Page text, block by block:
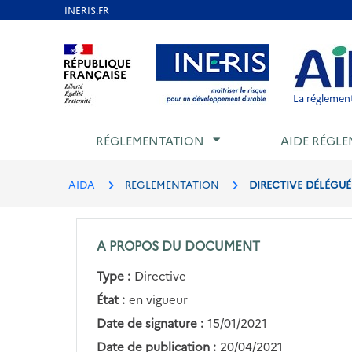
Aller au contenu Aller au menu Aller au
La
RÉGLEMENTATION AIDE
AIDA REGLEMENTATION DIRECTIVE
A PROPOS DU DOCUMENT
Type : Directive
État : en vigueur
Date de signature : 15/01/2021
Date de publication : 20/04/2021